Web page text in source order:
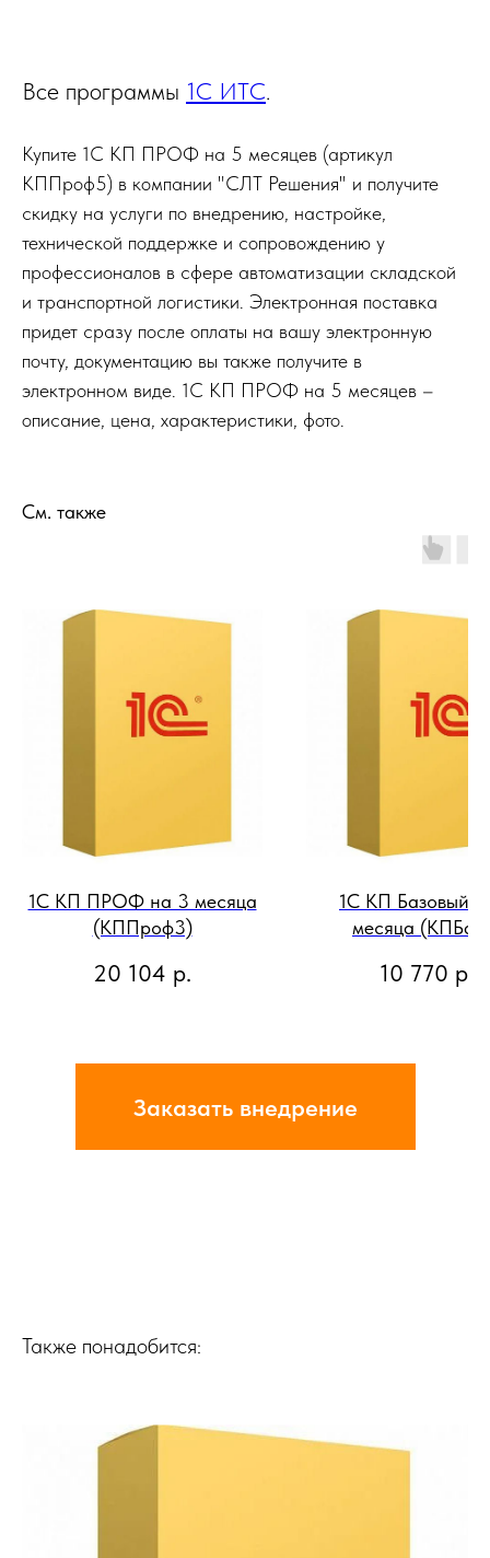
Все программы 1С ИТС.
Купите 1С КП ПРОФ на 5 месяцев (артикул
КППроф5) в компании "СЛТ Решения" и получите
скидку на услуги по внедрению, настройке,
технической поддержке и сопровождению у
профессионалов в сфере автоматизации складской
и транспортной логистики. Электронная поставка
придет сразу после оплаты на вашу электронную
почту, документацию вы также получите в
электронном виде. 1С КП ПРОФ на 5 месяцев –
описание, цена, характеристики, фото.
См. также
1С КП ПРОФ на 3 месяца
(КППроф3)
20 104 р.
1С КП Базовый
месяца
10 770 р.
Заказать внедрение
Также понадобится: